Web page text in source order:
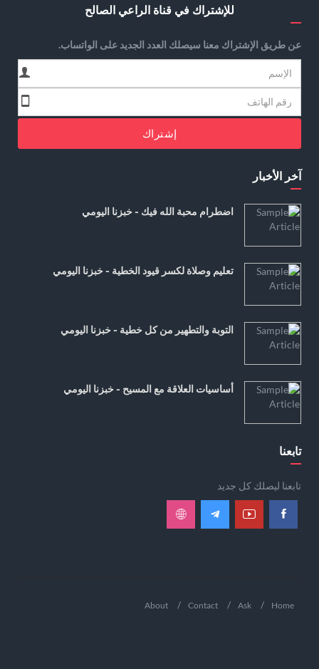
للإشتراك في قناة الراعي الصالح
عن طريق الإشتراك معنا سيصلك العدد الجديد على الواتساب.
إشتراك
آخر الأخبار
اضطرام محبة الله فيك - خبزنا اليومي
تعليم وصلاة لكسر قيود الخطية - خبزنا اليومي
التوبة والتطهير من كل خطية - خبزنا اليومي
أساسيات العلاقة مع المسيح - خبزنا اليومي
تابعنا
تابعنا ليصلك كل جديد
Home
Ask
Contact
About